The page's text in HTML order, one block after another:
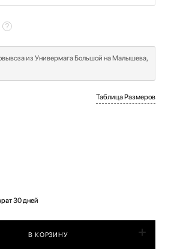
из Универмага Большой на Малышева,
Таблица Размеров
30 дней
В КОРЗИНУ